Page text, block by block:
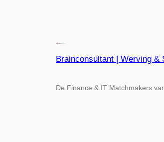
Brainconsultant | Werving &
De Finance & IT Matchmakers